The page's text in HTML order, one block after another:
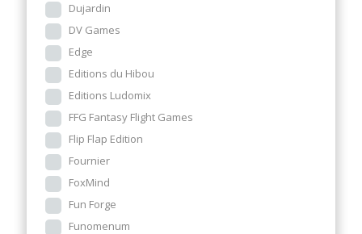
Dujardin
DV Games
Edge
Editions du Hibou
Editions Ludomix
FFG Fantasy Flight Games
Flip Flap Edition
Fournier
FoxMind
Fun Forge
Funomenum